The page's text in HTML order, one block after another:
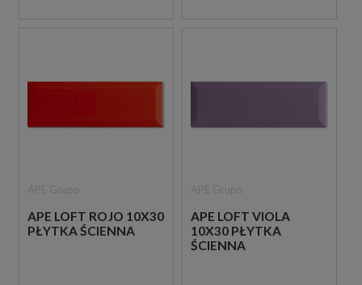
APE LOFT ROJO 10X30
PŁYTKA ŚCIENNA
APE LOFT VIOLA
10X30 PŁYTKA
ŚCIENNA